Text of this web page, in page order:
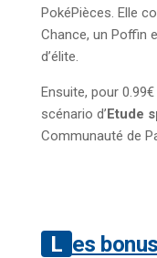
PokéPièces. Elle
Chance, un Poffin
d’élite.
Ensuite, pour
scénario d’Etude
Communauté de
Les bonus